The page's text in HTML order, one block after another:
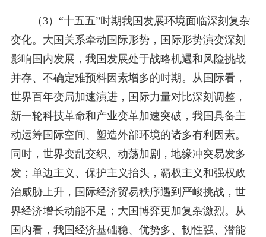
（3）“十五五”时期我国发展环境面临深刻复杂
变化。大国关系牵动国际形势，国际形势演变深刻
影响国内发展，我国发展处于战略机遇和风险挑战
并存、不确定难预料因素增多的时期。从国际看，
世界百年变局加速演进，国际力量对比深刻调整，
新一轮科技革命和产业变革加速突破，我国具备主
动运筹国际空间、塑造外部环境的诸多有利因素。
同时，世界变乱交织、动荡加剧，地缘冲突易发多
发；单边主义、保护主义抬头，霸权主义和强权政
治威胁上升，国际经济贸易秩序遇到严峻挑战，世
界经济增长动能不足；大国博弈更加复杂激烈。从
国内看，我国经济基础稳、优势多、韧性强、潜能